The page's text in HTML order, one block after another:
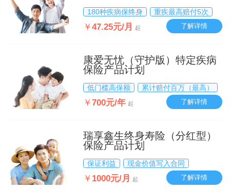
180种疾病保终身 重疾最高赔付5次
￥47.25元/月 起 了解详情
康爱无忧（守护版）特定疾病
保险产品计划
低门槛高保额 累计赔付百万（最高）
￥700元/年 起 了解详情
瑞享鑫生终身寿险（分红型）
保险产品计划
保证利益 现金价值写入合同
￥ 1000元/月 起 了解详情